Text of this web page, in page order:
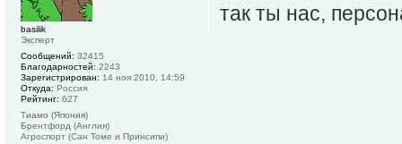
так ты нас,
basilik
Эксперт
Сообщений: 32415
Благодарностей: 2243
Зарегистрирован: 14 ноя 2010, 14:59
Откуда: Россия
Рейтинг: 627
Тиамо (Япония)
Брентфорд (Англия)
Агроспорт (Сан Томе и Принсипи)